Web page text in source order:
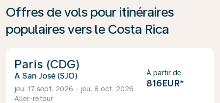
Offres de vols pour itinéraires
populaires vers le Costa Rica
Paris (CDG)
San José (SJO)
jeu. 17 sept. 2026 - jeu. 8 oct. 2026
Aller-retour
À partir de
816EUR*